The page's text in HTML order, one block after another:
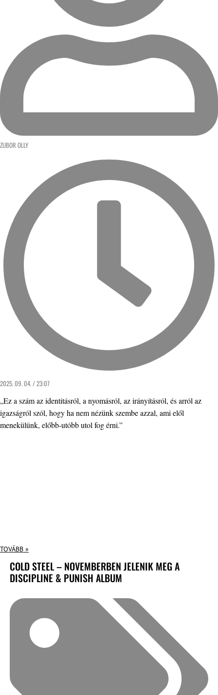
ZUBOR OLLY
2025. 09. 04. / 23:07
„Ez a szám az identitásról, a nyomásról, az irányításról, és arról az
igazságról szól, hogy ha nem nézünk szembe azzal, ami elől
menekülünk, előbb-utóbb utol fog érni.”
TOVÁBB »
COLD STEEL – NOVEMBERBEN JELENIK MEG A
DISCIPLINE & PUNISH ALBUM